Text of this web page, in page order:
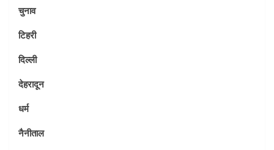
चुनाव
टिहरी
दिल्ली
देहरादून
धर्म
नैनीताल